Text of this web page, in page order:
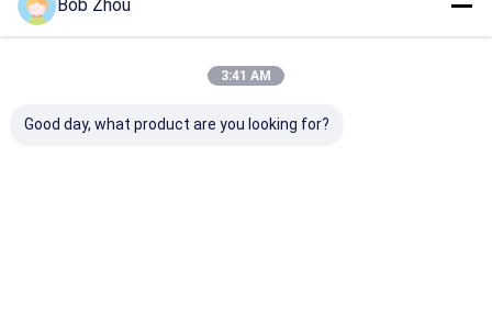
Sản Phẩm Khuyến Cáo
Bob Zhou
3:41 AM
Good day, what product are you looking for?